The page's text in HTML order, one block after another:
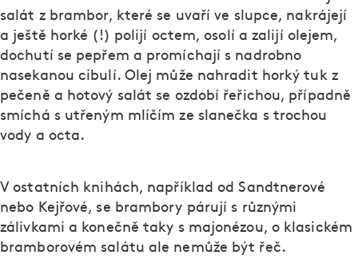
salát z brambor, které se uvaří ve slupce, nakrájejí
a ještě horké (!) polijí octem, osolí a zalijí olejem,
dochutí se pepřem a promíchají s nadrobno
nasekanou cibulí. Olej může nahradit horký tuk z
pečeně a hotový salát se ozdobí řeřichou, případně
smíchá s utřeným mlíčím ze slanečka s trochou
vody a octa.
V ostatních knihách, například od Sandtnerové
nebo Kejřové, se brambory párují s různými
zálivkami a konečně taky s majonézou, o klasickém
bramborovém salátu ale nemůže být řeč.